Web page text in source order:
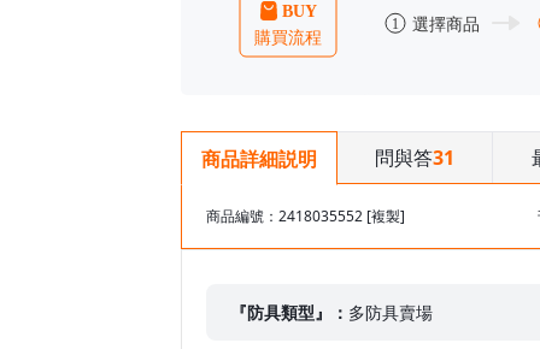
商品詳細説明 問與答31
商品編號：2418035552 [複製]
『防具類型』： 多防具賣場